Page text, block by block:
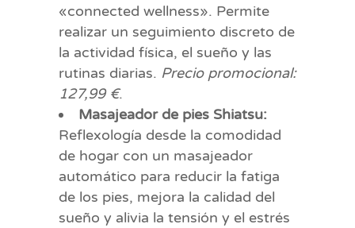
«connected wellness». Permite
realizar un seguimiento discreto de
la actividad física, el sueño y las
rutinas diarias. Precio promocional:
127,99 €.
Masajeador de pies Shiatsu:
Reflexología desde la comodidad
de hogar con un masajeador
automático para reducir la fatiga
de los pies, mejora la calidad del
sueño y alivia la tensión y el estrés